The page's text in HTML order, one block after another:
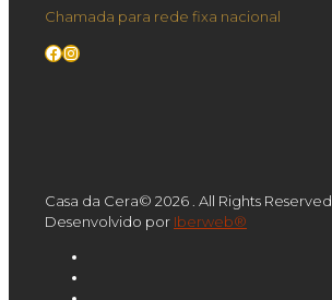
Chamada para rede fixa nacional
Facebook
Instagram
Casa da Cera© 2026 . All Rights Reserved.
Desenvolvido por Iberweb®